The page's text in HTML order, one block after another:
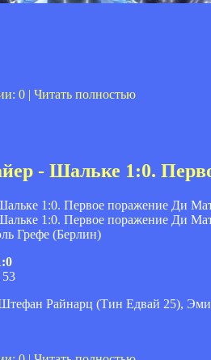
0 | Читать полностью
- Шальке 1:0.
Грефе (Берлин)
53
Райнарц (Тин Едвай 25),